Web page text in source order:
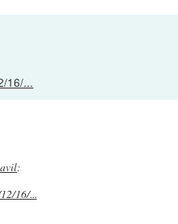
16/...
:
16/...